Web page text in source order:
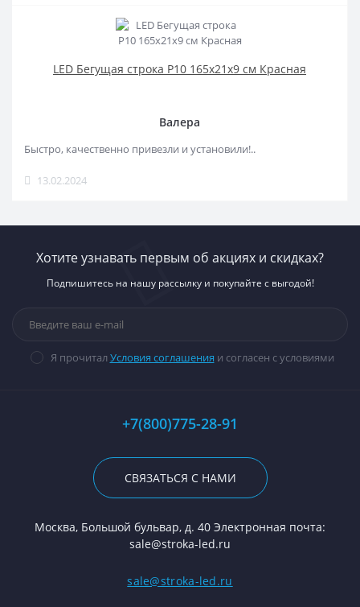
LED Бегущая строка Р10 165x21x9 см Красная
Валера
Быстро, качественно привезли и установили!..
13.02.2024
Хотите узнавать первым об акциях и скидках?
Подпишитесь на нашу рассылку и покупайте с выгодой!
Я прочитал Условия соглашения и согласен с условиями
+7(800)775-28-91
СВЯЗАТЬСЯ С НАМИ
Москва, Большой бульвар, д. 40 Электронная почта:
sale@stroka-led.ru
sale@stroka-led.ru